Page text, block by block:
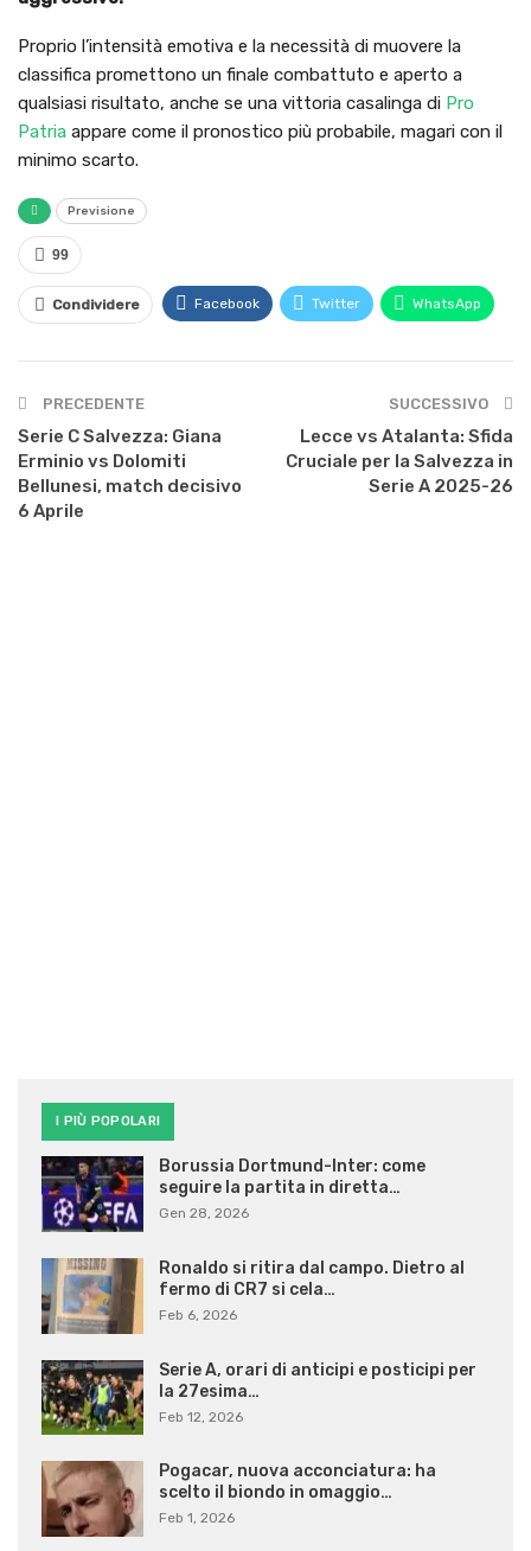
Proprio l’intensità emotiva e la necessità di muovere la
classifica promettono un finale combattuto e aperto a
qualsiasi risultato, anche se una vittoria casalinga di Pro
Patria appare come il pronostico più probabile, magari con il
minimo scarto.
Previsione
99
Condividere Facebook Twitter WhatsApp
PRECEDENTE
Serie C Salvezza: Giana
Erminio vs Dolomiti
Bellunesi, match decisivo
6 Aprile
SUCCESSIVO
Lecce vs Atalanta: Sfida
Cruciale per la Salvezza in
Serie A 2025-26
I PIÙ POPOLARI
Borussia Dortmund-Inter: come
seguire la partita in diretta…
Gen 28, 2026
Ronaldo si ritira dal campo. Dietro al
fermo di CR7 si cela…
Feb 6, 2026
Serie A, orari di anticipi e posticipi per
la 27esima…
Feb 12, 2026
Pogacar, nuova acconciatura: ha
scelto il biondo in omaggio…
Feb 1, 2026